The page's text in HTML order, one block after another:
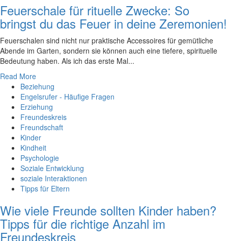
Feuerschale für rituelle Zwecke: So
bringst du das Feuer in deine Zeremonien!
Feuerschalen sind nicht nur praktische Accessoires für gemütliche
Abende im Garten, sondern sie können auch eine tiefere, spirituelle
Bedeutung haben. Als ich das erste Mal...
Read More
Beziehung
Engelsrufer - Häufige Fragen
Erziehung
Freundeskreis
Freundschaft
Kinder
Kindheit
Psychologie
Soziale Entwicklung
soziale Interaktionen
Tipps für Eltern
Wie viele Freunde sollten Kinder haben?
Tipps für die richtige Anzahl im
Freundeskreis